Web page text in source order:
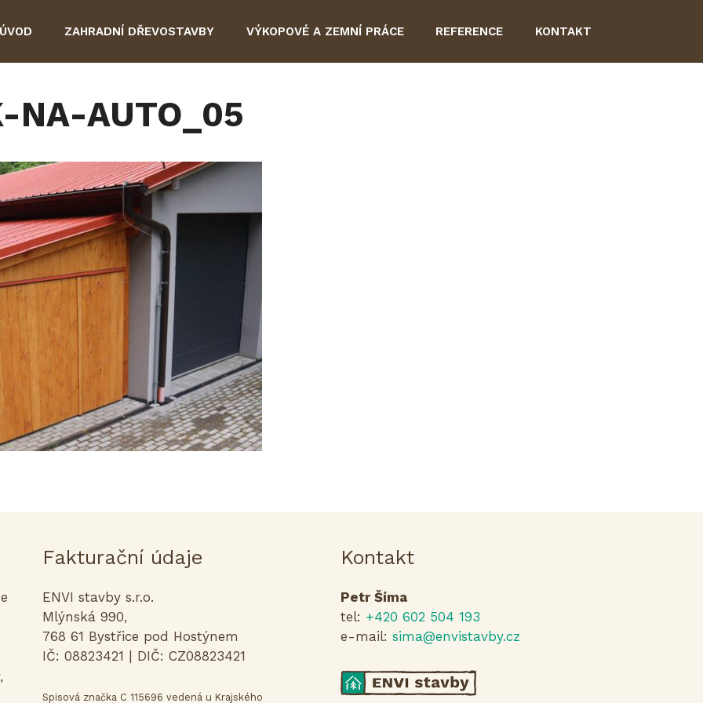
ÚVOD ZAHRADNÍ DŘEVOSTAVBY VÝKOPOVÉ A ZEMNÍ PRÁCE REFERENCE KONTAKT
NA-AUTO_05
Fakturační údaje
ENVI stavby s.r.o.
Mlýnská 990,
768 61 Bystřice pod Hostýnem
IČ: 08823421 | DIČ: CZ08823421
Spisová značka C 115696 vedená u Krajského
Kontakt
Petr Šíma
tel: +420 602 504 193
e-mail: sima@envistavby.cz